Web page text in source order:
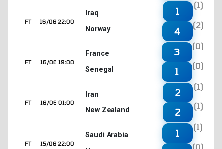
16/06 22:00
FT
Iraq
Norway
1
(1)
4
(2)
16/06 19:00
FT
France
Senegal
3
(0)
1
(0)
16/06 01:00
FT
Iran
New Zealand
2
(1)
2
(1)
15/06 22:00
FT
Saudi Arabia
1
(1)
(0)